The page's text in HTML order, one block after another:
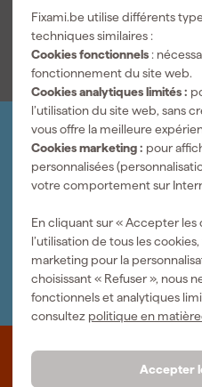
Fixami.be utilise différents
techniques similaires :
Cookies fonctionnels :
fonctionnement du site web.
Cookies analytiques limités :
l’utilisation du site web, sans
vous offre la meilleure
Cookies marketing : pour
personnalisées
votre comportement sur
En cliquant sur « Accepter les
l’utilisation de tous les
marketing pour la
choisissant « Refuser », nous
fonctionnels et analytiques
consultez politique en
Accepter
pour vos projets de bricolage.
Voir toutes les caractéristiques
Organisez-le vous-
Connectez-vous et
factures.
Abonnez-vous à la
Nous sommes heureux
Nous nous ferons un
de nos spécialistes.
Que représente